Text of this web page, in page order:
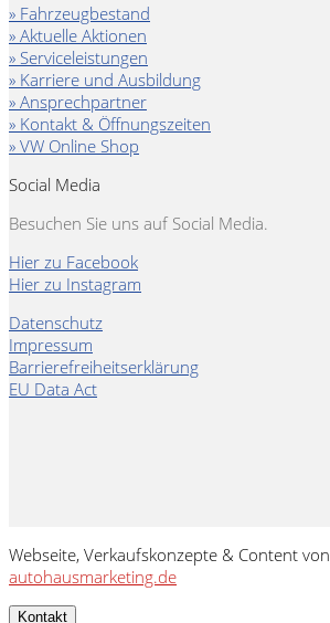
» Fahrzeugbestand
» Aktuelle Aktionen
» Serviceleistungen
» Karriere und Ausbildung
» Ansprechpartner
» Kontakt & Öffnungszeiten
» VW Online Shop
Social Media
Besuchen Sie uns auf Social Media.
Hier zu Facebook
Hier zu Instagram
Datenschutz
Impressum
Barrierefreiheitserklärung
EU Data Act
Webseite, Verkaufskonzepte & Content von
autohausmarketing.de
Kontakt